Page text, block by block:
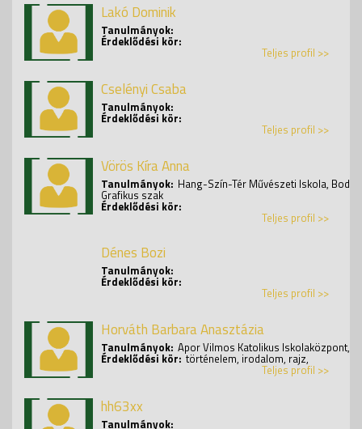
Lakó Dominik
Tanulmányok:
Érdeklődési kör:
Teljes profil >>
Cselényi Csaba
Tanulmányok:
Érdeklődési kör:
Teljes profil >>
Vörös Kíra Anna
Tanulmányok: Hang-Szín-Tér Művészeti Iskola, Bodajk
Grafikus szak
Érdeklődési kör:
Teljes profil >>
Dénes Bozi
Tanulmányok:
Érdeklődési kör:
Teljes profil >>
Horváth Barbara Anasztázia
Tanulmányok: Apor Vilmos Katolikus Iskolaközpont,
Érdeklődési kör: történelem, irodalom, rajz,
Teljes profil >>
hh63xx
Tanulmányok: